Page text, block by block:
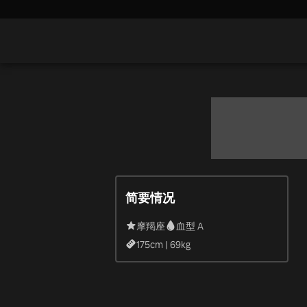
简要情况
摩羯座
血型 A
175cm | 69kg